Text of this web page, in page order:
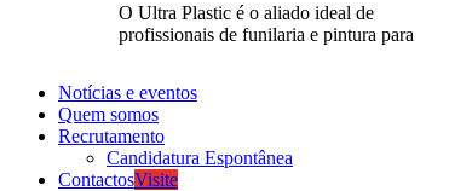
O Ultra Plastic é o aliado ideal de
profissionais de funilaria e pintura para
Notícias e eventos
Quem somos
Recrutamento
Candidatura Espontânea
ContactosVisite